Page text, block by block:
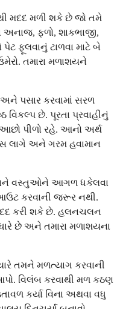
મદદ મળી શકે છે જો તમે
અનાજ, ફળો, શાકભાજી,
ફૂલવાનું ટાળવા માટે બે
તમારા મળાશયને
અને પસાર કરવામાં સરળ
વિકલ્પ છે. પૂરતા પ્રવાહીનું
આછો પીળો રહે. આનો અર્થ
લાગે અને ગરમ હવામાન
વસ્તુઓને આગળ ધકેલવા
કરવાની જરૂર નથી.
કરી શકે છે. હલનચલન
છે અને તમારા મળાશયના
તમને મળત્યાગ કરવાની
વિલંબ કરવાથી મળ કઠણ
કર્યા વિના અથવા વધુ